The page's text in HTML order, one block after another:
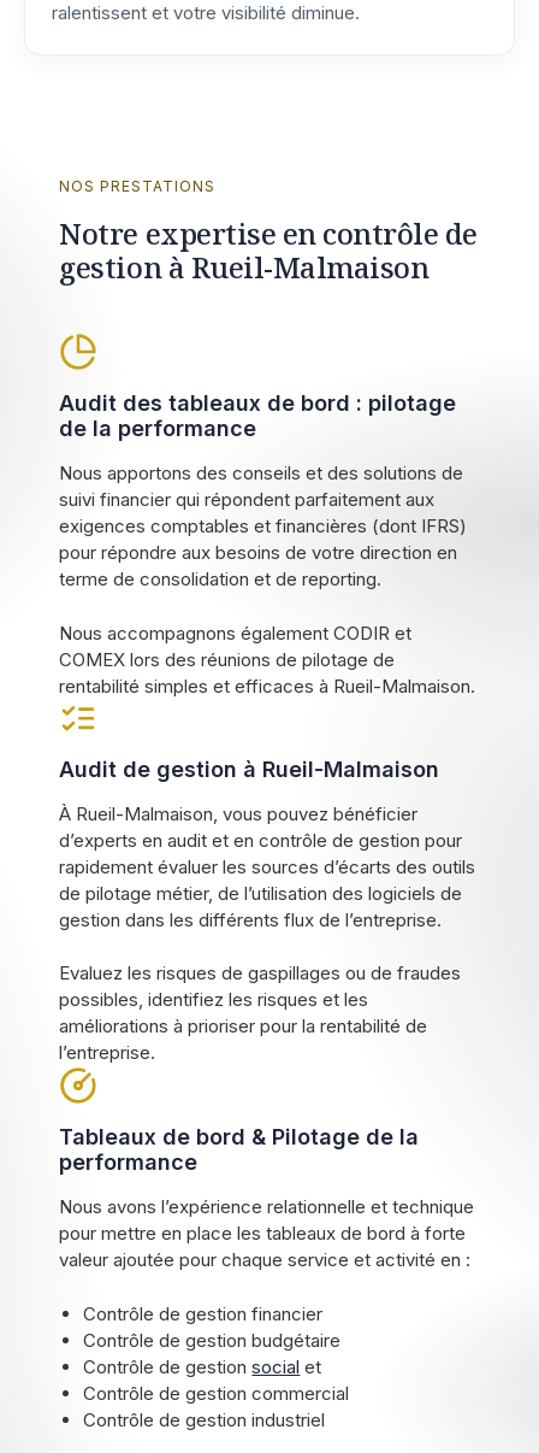
ralentissent et votre visibilité diminue.
NOS PRESTATIONS
Notre expertise en contrôle de
gestion à Rueil-Malmaison
Audit des tableaux de bord : pilotage
de la performance
Nous apportons des conseils et des solutions de
suivi financier qui répondent parfaitement aux
exigences comptables et financières (dont IFRS)
pour répondre aux besoins de votre direction en
terme de consolidation et de reporting.
Nous accompagnons également CODIR et
COMEX lors des réunions de pilotage de
rentabilité simples et efficaces à Rueil-Malmaison.
Audit de gestion à Rueil-Malmaison
À Rueil-Malmaison, vous pouvez bénéficier
d’experts en audit et en contrôle de gestion pour
rapidement évaluer les sources d’écarts des outils
de pilotage métier, de l’utilisation des logiciels de
gestion dans les différents flux de l’entreprise.
Evaluez les risques de gaspillages ou de fraudes
possibles, identifiez les risques et les
améliorations à prioriser pour la rentabilité de
l’entreprise.
Tableaux de bord & Pilotage de la
performance
Nous avons l’expérience relationnelle et technique
pour mettre en place les tableaux de bord à forte
valeur ajoutée pour chaque service et activité en :
Contrôle de gestion financier
Contrôle de gestion budgétaire
Contrôle de gestionsocial et
Contrôle de gestion commercial
Contrôle de gestion industriel